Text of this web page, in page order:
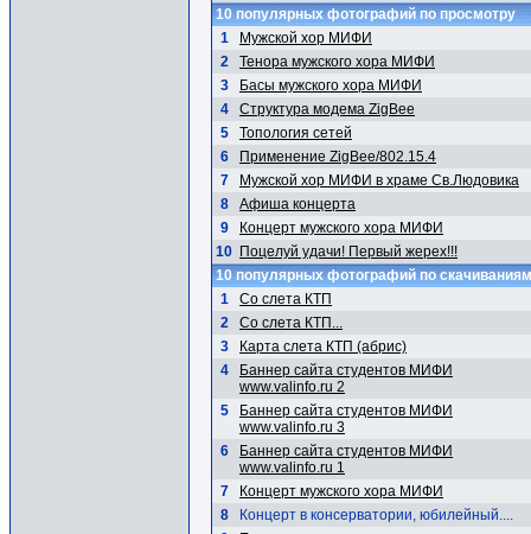
10 популярных фотографий по просмотру
1
Мужской хор МИФИ
2
Тенора мужского хора МИФИ
3
Басы мужского хора МИФИ
4
Структура модема ZigBee
5
Топология сетей
6
Применение ZigBee/802.15.4
7
Мужской хор МИФИ в храме Св.Людовика
8
Афиша концерта
9
Концерт мужского хора МИФИ
10 Поцелуй удачи! Первый жерех!!!
10 популярных фотографий по скачиваниям
1
Со слета КТП
2
Со слета КТП...
3
Карта слета КТП (абрис)
4
Баннер сайта студентов МИФИ
www.valinfo.ru 2
5
Баннер сайта студентов МИФИ
www.valinfo.ru 3
6
Баннер сайта студентов МИФИ
www.valinfo.ru 1
7
Концерт мужского хора МИФИ
8
Концерт в консерватории, юбилейный....